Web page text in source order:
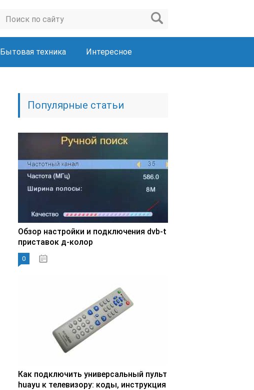
Бытовая техника Интересное
Популярные статьи
Обзор настройки и подключения dvb-t
приставок д-колор
0
Как подключить универсальный пульт
huayu к телевизору: коды, инструкция